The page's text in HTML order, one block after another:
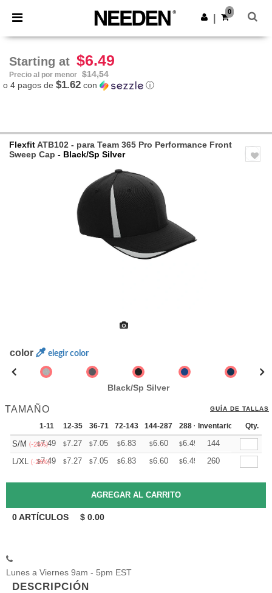
× App de Needen
¡Mejores precios en app!
Descargar app
0
Starting at $6.49
Precio al por menor $14,54
o 4 pagos de $1.62 con ⓘ
FlexfitATB102 - para Team 365 Pro Performance Front
Sweep Cap - Black/Sp Silver
color elegir color
Black/Sp Silver
TAMAÑO GUÍA DE TALLAS
1-11 12-35 36-71 72-143 144-287 288 + Mas
Inventario Qty.
S/M (-26%)
$7.49 $7.27 $7.05 $6.83 $6.60 $6.49 +
144
L/XL (-26%)
$7.49 $7.27 $7.05 $6.83 $6.60 $6.49 +
260
0ARTÍCULOS $ 0.00
Lunes a Viernes 9am - 5pm EST
DESCRIPCIÓN